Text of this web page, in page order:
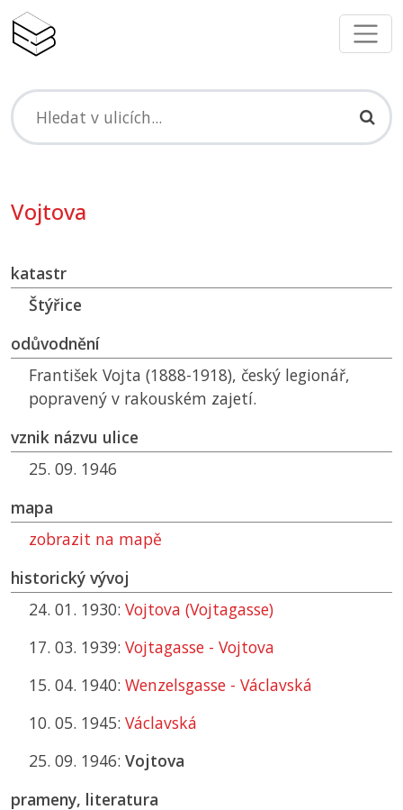
Vojtova
katastr
Štýřice
odůvodnění
František Vojta (1888-1918), český legionář,
popravený v rakouském zajetí.
vznik názvu ulice
25. 09. 1946
mapa
zobrazit na mapě
historický vývoj
24. 01. 1930: Vojtova (Vojtagasse)
17. 03. 1939: Vojtagasse - Vojtova
15. 04. 1940: Wenzelsgasse - Václavská
10. 05. 1945: Václavská
25. 09. 1946: Vojtova
prameny, literatura